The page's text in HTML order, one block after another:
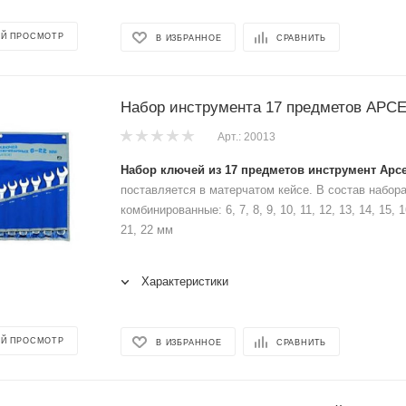
ПРОСМОТР В ИЗБРАННОЕ СРАВНИТЬ
ПРОСМОТР
Набор инструмента 17 предметов
Арт.: 20013
Набор ключей из 17 предметов инструмент
поставляется в матерчатом кейсе. В состав
комбинированные: 6, 7, 8, 9, 10, 11, 12, 13, 14, 15,
21, 22 мм
Характеристики
В ИЗБРАННОЕ СРАВНИТЬ